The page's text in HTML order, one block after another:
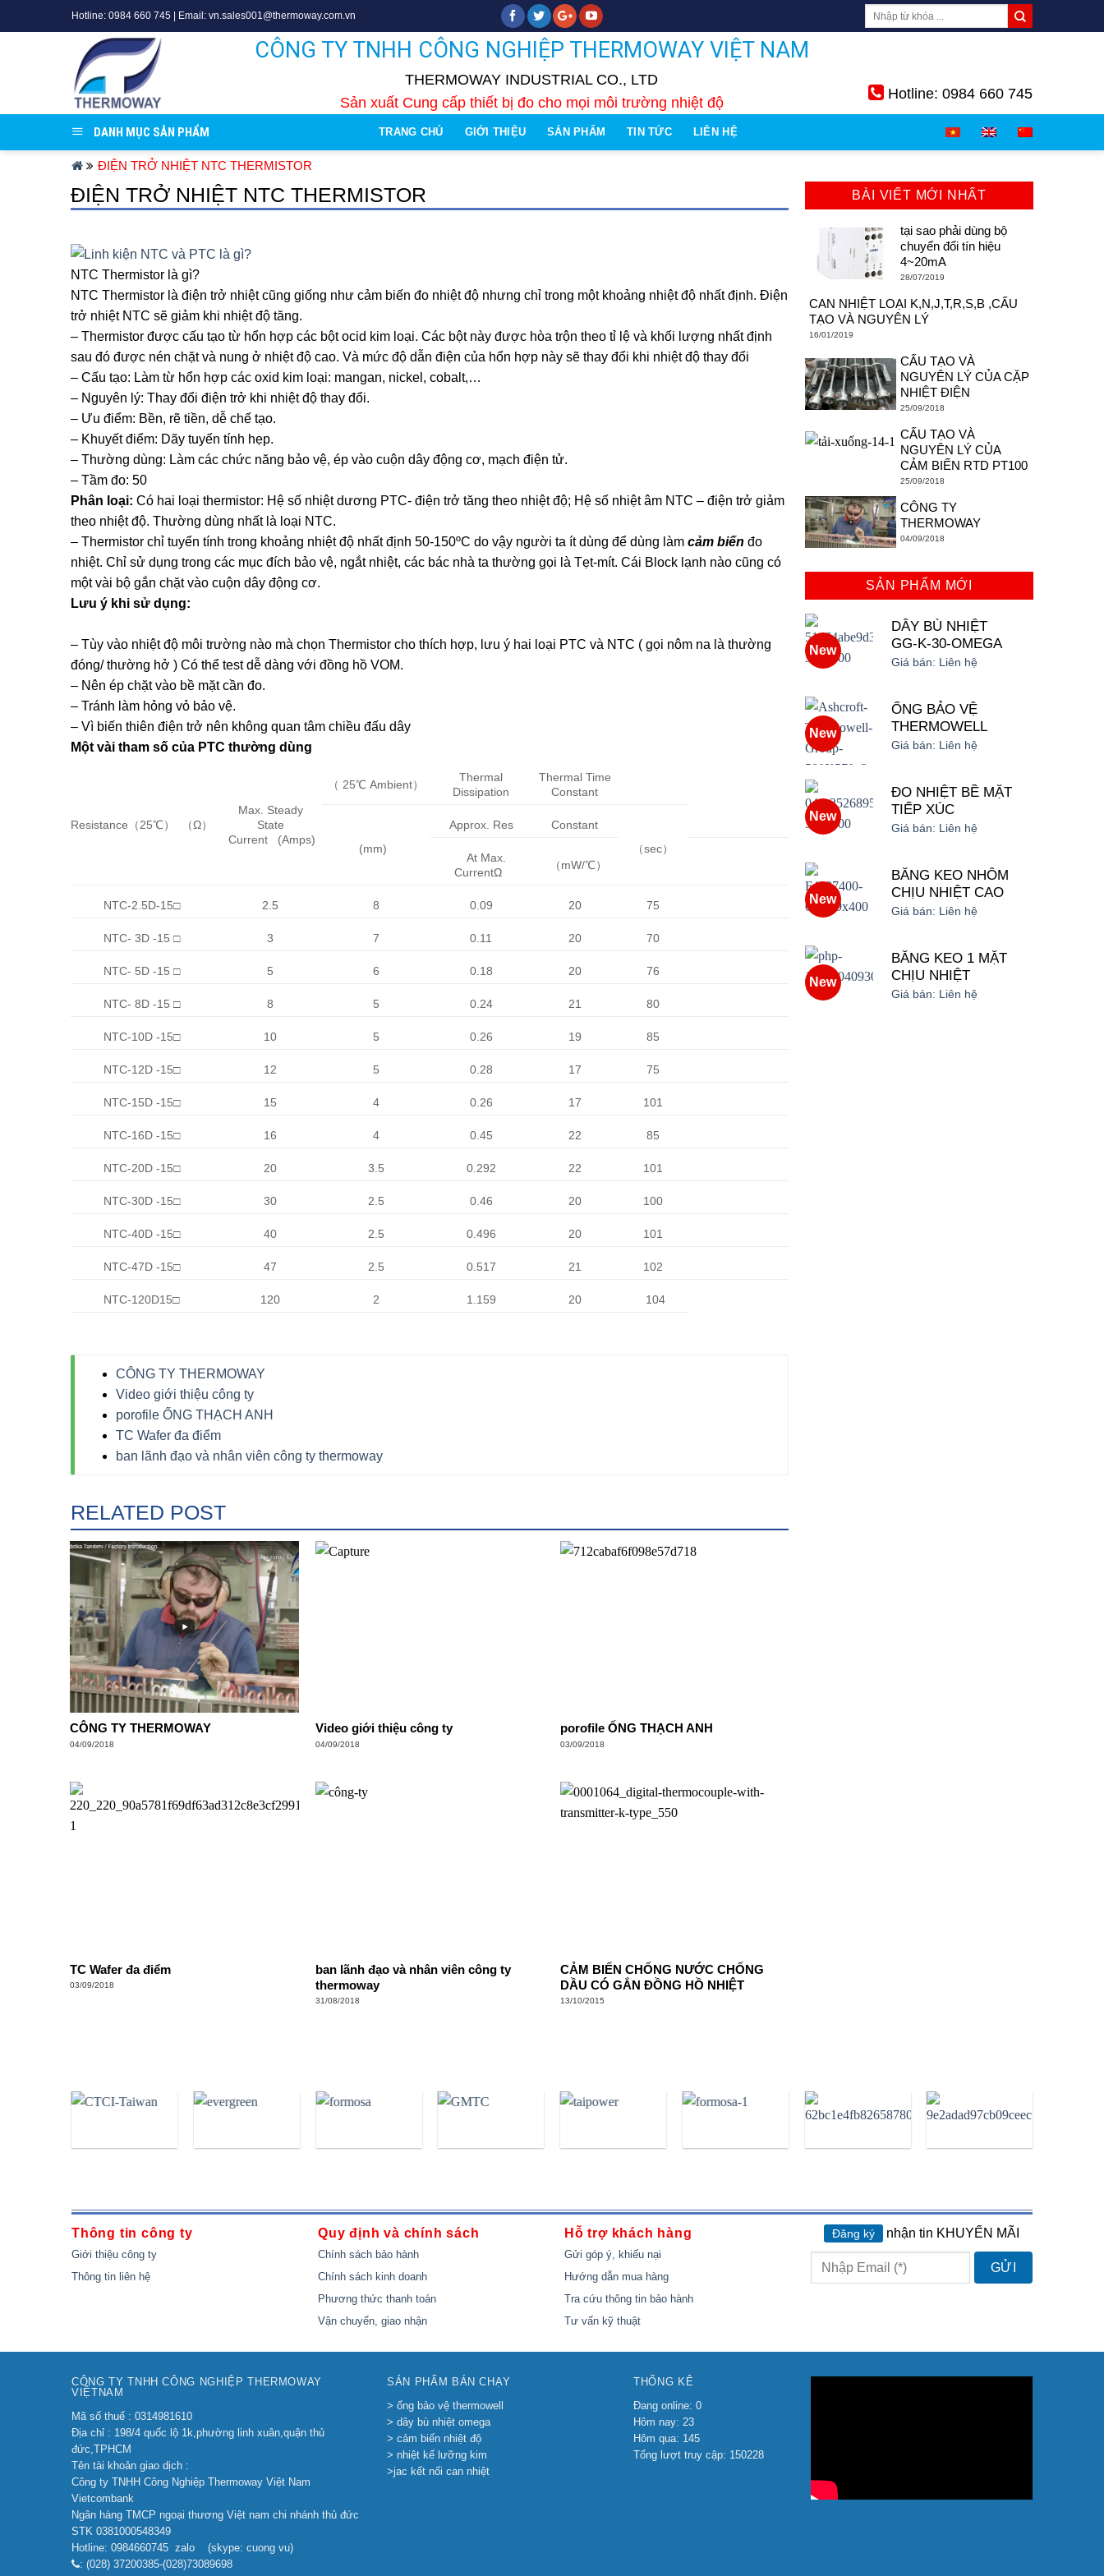
to
Hotline: 0984 660 745 | Email: vn.sales001@thermoway.com.vn
CÔNG TY TNHH CÔNG NGHIỆP THERMOWAY VIỆT NAM
THERMOWAY INDUSTRIAL CO., LTD
Sản xuất Cung cấp thiết bị đo cho mọi môi trường nhiệt độ
Hotline: 0984 660 745
DANH MỤC SẢN PHẨM TRANG CHỦ GIỚI THIỆU SẢN PHẨM TIN TỨC LIÊN HỆ
ĐIỆN TRỞ NHIỆT NTC THERMISTOR
ĐIỆN TRỞ NHIỆT NTC THERMISTOR
NTC Thermistor là gì?
NTC Thermistor là điện trở nhiệt cũng giống như cảm biến đo nhiệt độ nhưng chỉ trong một khoảng nhiệt độ nhất định. Điện
trở nhiệt NTC sẽ giảm khi nhiệt độ tăng.
– Thermistor được cấu tạo từ hổn hợp các bột ocid kim loại. Các bột này được hòa trộn theo tỉ lệ và khối lượng nhất định
sau đó được nén chặt và nung ở nhiệt độ cao. Và mức độ dẫn điện của hổn hợp này sẽ thay đổi khi nhiệt độ thay đổi
– Cấu tạo: Làm từ hổn hợp các oxid kim loại: mangan, nickel, cobalt,…
– Nguyên lý: Thay đổi điện trở khi nhiệt độ thay đổi.
– Ưu điểm: Bền, rẽ tiền, dễ chế tạo.
– Khuyết điểm: Dãy tuyến tính hẹp.
– Thường dùng: Làm các chức năng bảo vệ, ép vào cuộn dây động cơ, mạch điện tử.
– Tầm đo: 50
Phân loại: Có hai loại thermistor: Hệ số nhiệt dương PTC- điện trở tăng theo nhiệt độ; Hệ số nhiệt âm NTC – điện trở giảm
theo nhiệt độ. Thường dùng nhất là loại NTC.
– Thermistor chỉ tuyển tính trong khoảng nhiệt độ nhất định 50-150ºC do vậy người ta ít dùng để dùng làm cảm biến đo
nhiệt. Chỉ sử dụng trong các mục đích bảo vệ, ngắt nhiệt, các bác nhà ta thường gọi là Tẹt-mít. Cái Block lạnh nào cũng có
một vài bộ gắn chặt vào cuộn dây động cơ.
Lưu ý khi sử dụng:
– Tùy vào nhiệt độ môi trường nào mà chọn Thermistor cho thích hợp, lưu ý hai loại PTC và NTC ( gọi nôm na là thường
đóng/ thường hở ) Có thể test dễ dàng với đồng hồ VOM.
– Nên ép chặt vào bề mặt cần đo.
– Tránh làm hỏng vỏ bảo vệ.
– Vì biến thiên điện trở nên không quan tâm chiều đấu dây
Một vài tham số của PTC thường dùng
Resistance （25℃） （Ω）
Max. Steady
State
Current (Amps)
（ 25℃ Ambient）
Thermal
Dissipation
Thermal Time
Constant
(mm)
Approx. Res
Constant
（sec）
At Max.
CurrentΩ
（mW/℃）
NTC-2.5D-15□ 2.5 8 0.09 20 75
NTC- 3D -15 □ 3 7 0.11 20 70
NTC- 5D -15 □ 5 6 0.18 20 76
NTC- 8D -15 □ 8 5 0.24 21 80
NTC-10D -15□ 10 5 0.26 19 85
NTC-12D -15□ 12 5 0.28 17 75
NTC-15D -15□ 15 4 0.26 17 101
NTC-16D -15□ 16 4 0.45 22 85
NTC-20D -15□ 20 3.5 0.292 22 101
NTC-30D -15□ 30 2.5 0.46 20 100
NTC-40D -15□ 40 2.5 0.496 20 101
NTC-47D -15□ 47 2.5 0.517 21 102
NTC-120D15□ 120 2 1.159 20 104
CÔNG TY THERMOWAY
Video giới thiệu công ty
porofile ỐNG THẠCH ANH
TC Wafer đa điểm
ban lãnh đạo và nhân viên công ty thermoway
RELATED POST
CÔNG TY THERMOWAY
04/09/2018
Video giới thiệu công ty
04/09/2018
porofile ỐNG THẠCH ANH
03/09/2018
TC Wafer đa điểm
03/09/2018
ban lãnh đạo và nhân viên công ty
thermoway
31/08/2018
CẢM BIẾN CHỐNG NƯỚC CHỐNG
DẦU CÓ GẮN ĐỒNG HỒ NHIỆT
13/10/2015
BÀI VIẾT MỚI NHẤT
tại sao phải dùng bộ
chuyển đổi tín hiệu
4~20mA
28/07/2019
CAN NHIỆT LOẠI K,N,J,T,R,S,B ,CẤU
TẠO VÀ NGUYÊN LÝ
16/01/2019
CẤU TẠO VÀ
NGUYÊN LÝ CỦA CẶP
NHIỆT ĐIỆN
25/09/2018
CẤU TẠO VÀ
NGUYÊN LÝ CỦA
CẢM BIẾN RTD PT100
25/09/2018
CÔNG TY
THERMOWAY
04/09/2018
SẢN PHẨM MỚI
New
DÂY BÙ NHIỆT
GG-K-30-OMEGA
Giá bán: Liên hệ
New
ỐNG BẢO VỆ
THERMOWELL
Giá bán: Liên hệ
New
ĐO NHIỆT BỀ MẶT
TIẾP XÚC
Giá bán: Liên hệ
New
BĂNG KEO NHÔM
CHỊU NHIỆT CAO
Giá bán: Liên hệ
New
BĂNG KEO 1 MẶT
CHỊU NHIỆT
Giá bán: Liên hệ
Thông tin công ty
Giới thiệu công ty
Thông tin liên hệ
Quy định và chính sách
Chính sách bảo hành
Chính sách kinh doanh
Phương thức thanh toán
Vận chuyển, giao nhận
Hỗ trợ khách hàng
Gửi góp ý, khiếu nại
Hướng dẫn mua hàng
Tra cứu thông tin bảo hành
Tư vấn kỹ thuật
Đăng ký nhận tin KHUYẾN MÃI
CÔNG TY TNHH CÔNG NGHIỆP THERMOWAY
VIỆTNAM
Mã số thuế : 0314981610
Địa chỉ : 198/4 quốc lộ 1k,phường linh xuân,quận thủ
đức,TPHCM
Tên tài khoản giao dịch :
Công ty TNHH Công Nghiệp Thermoway Việt Nam
Vietcombank
Ngân hàng TMCP ngoại thương Việt nam chi nhánh thủ đức
STK 0381000548349
Hotline: 0984660745 zalo (skype: cuong vu)
: (028) 37200385-(028)73089698
SẢN PHẨM BÁN CHẠY
> ống bảo vệ thermowell
> dây bù nhiệt omega
> cảm biến nhiệt độ
> nhiệt kế lưỡng kim
>jac kết nối can nhiệt
THỐNG KÊ
Đang online: 0
Hôm nay: 23
Hôm qua: 145
Tổng lượt truy cập: 150228